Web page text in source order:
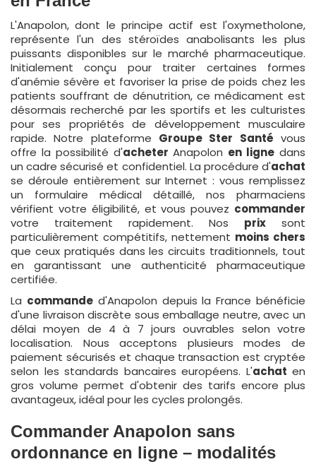
L'Anapolon, dont le principe actif est l'oxymetholone,
représente l'un des stéroïdes anabolisants les plus
puissants disponibles sur le marché pharmaceutique.
Initialement conçu pour traiter certaines formes
d'anémie sévère et favoriser la prise de poids chez les
patients souffrant de dénutrition, ce médicament est
désormais recherché par les sportifs et les culturistes
pour ses propriétés de développement musculaire
rapide. Notre plateforme Groupe Ster Santé vous
offre la possibilité d'acheter Anapolon en ligne dans
un cadre sécurisé et confidentiel. La procédure d'achat
se déroule entièrement sur Internet : vous remplissez
un formulaire médical détaillé, nos pharmaciens
vérifient votre éligibilité, et vous pouvez commander
votre traitement rapidement. Nos prix sont
particulièrement compétitifs, nettement moins chers
que ceux pratiqués dans les circuits traditionnels, tout
en garantissant une authenticité pharmaceutique
certifiée.
La commanded'Anapolon depuis la France bénéficie
d'une livraison discrète sous emballage neutre, avec un
délai moyen de 4 à 7 jours ouvrables selon votre
localisation. Nous acceptons plusieurs modes de
paiement sécurisés et chaque transaction est cryptée
selon les standards bancaires européens. L'achat en
gros volume permet d'obtenir des tarifs encore plus
avantageux, idéal pour les cycles prolongés.
Commander Anapolon sans
ordonnance en ligne – modalités